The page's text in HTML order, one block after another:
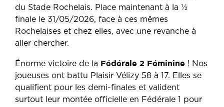
du Stade Rochelais. Place maintenant à la ½
finale le 31/05/2026, face à ces mêmes
Rochelaises et chez elles, avec une revanche à
aller chercher.
Énorme victoire de la Fédérale 2 Féminine ! Nos
joueuses ont battu Plaisir Vélizy 58 à 17. Elles se
qualifient pour les demi-finales et valident
surtout leur montée officielle en Fédérale 1 pour